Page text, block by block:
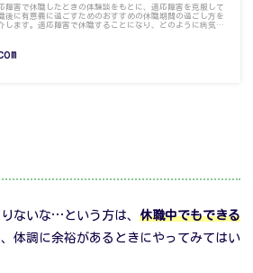
障害で休職したときの体験談をもとに、適応障害を克服して
後に有意義に過ごすためのおすすめの休職期間の過ごし方を
します。適応障害で休職することになり、どのように病気を
ないな…という方は、 休職中でもできる
体調に余裕があるときにやってみてはい